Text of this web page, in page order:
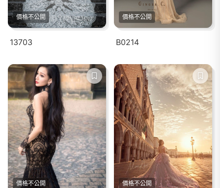
價格不公開
13703
價格不公開
B0214
價格不公開 價格不公開